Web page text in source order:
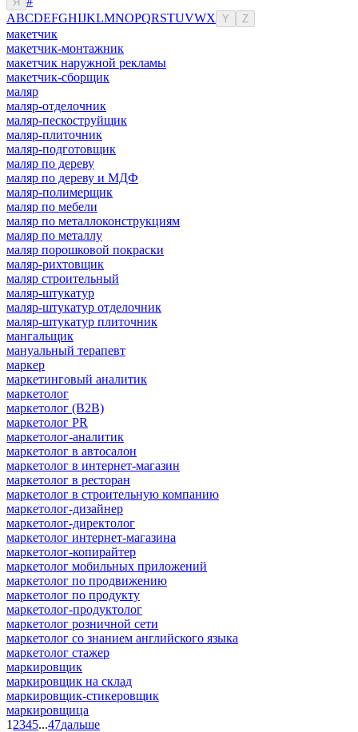
ABCDEFGHIJKLMNOPQRSTUVWX Y Z
макетчик
макетчик-монтажник
макетчик наружной рекламы
макетчик-сборщик
маляр
маляр-отделочник
маляр-пескоструйщик
маляр-плиточник
маляр-подготовщик
маляр по дереву
маляр по дереву и МДФ
маляр-полимерщик
маляр по мебели
маляр по металлоконструкциям
маляр по металлу
маляр порошковой покраски
маляр-рихтовщик
маляр строительный
маляр-штукатур
маляр-штукатур отделочник
маляр-штукатур плиточник
мангальщик
мануальный терапевт
маркер
маркетинговый аналитик
маркетолог
маркетолог (B2B)
маркетолог PR
маркетолог-аналитик
маркетолог в автосалон
маркетолог в интернет-магазин
маркетолог в ресторан
маркетолог в строительную компанию
маркетолог-дизайнер
маркетолог-директолог
маркетолог интернет-магазина
маркетолог-копирайтер
маркетолог мобильных приложений
маркетолог по продвижению
маркетолог по продукту
маркетолог-продуктолог
маркетолог розничной сети
маркетолог со знанием английского языка
маркетолог стажер
маркировщик
маркировщик на склад
маркировщик-стикеровщик
маркировщица
1 2345...47дальше